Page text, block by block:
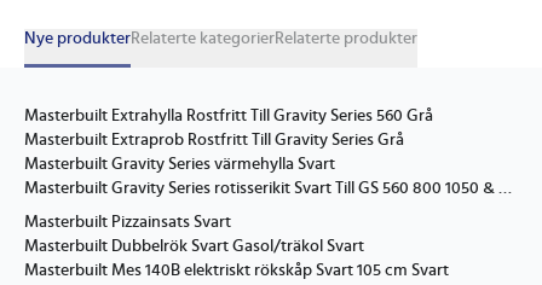
Nye produkterRelaterte kategorierRelaterte produkter
Masterbuilt Extrahylla Rostfritt Till Gravity Series 560 Grå
Masterbuilt Extraprob Rostfritt Till Gravity Series Grå
Masterbuilt Gravity Series värmehylla Svart
Masterbuilt Gravity Series rotisserikit Svart Till GS 560 800 1050 & kolrök Svart
Masterbuilt Pizzainsats Svart
Masterbuilt Dubbelrök Svart Gasol/träkol Svart
Masterbuilt Mes 140B elektriskt rökskåp Svart 105 cm Svart